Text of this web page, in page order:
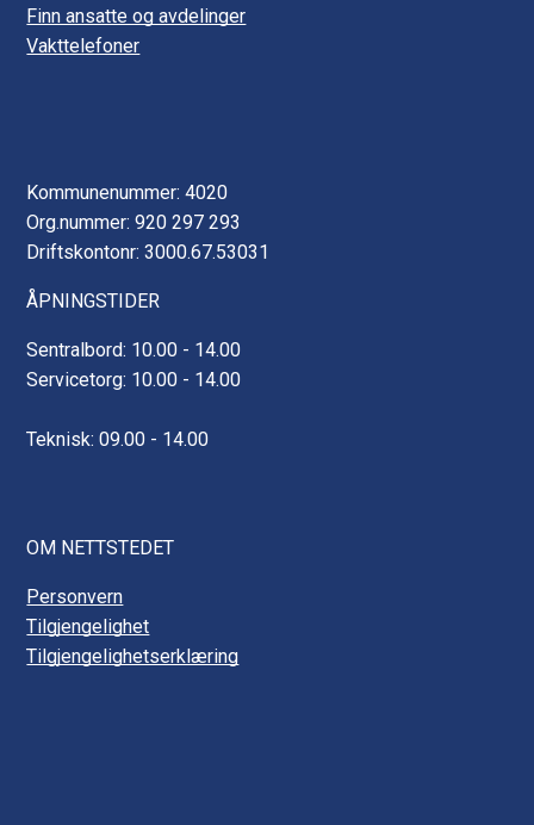
Finn ansatte og avdelinger
Vakttelefoner
Kommunenummer: 4020
Org.nummer: 920 297 293
Driftskontonr: 3000.67.53031
ÅPNINGSTIDER
Sentralbord: 10.00 - 14.00
Servicetorg: 10.00 - 14.00
Teknisk: 09.00 - 14.00
OM NETTSTEDET
Personvern
Tilgjengelighet
Tilgjengelighetserklæring